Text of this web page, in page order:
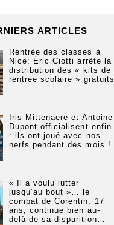
ARTICLES
Rentrée des classes à
Nice: Éric Ciotti arrête la
distribution des « kits de
rentrée scolaire » gratuits
Iris Mittenaere et Antoine
Dupont officialisent enfin
: ils ont joué avec nos
nerfs pendant des mois !
« Il a voulu lutter
jusqu’au bout »… le
combat de Corentin, 17
ans, continue bien au-
delà de sa disparition…